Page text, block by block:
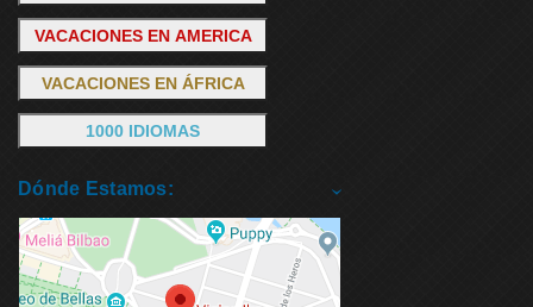
VACACIONES EN AMERICA
VACACIONES EN ÁFRICA
1000 IDIOMAS
Dónde Estamos: